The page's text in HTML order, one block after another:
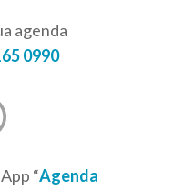
agenda
0990
“Agenda